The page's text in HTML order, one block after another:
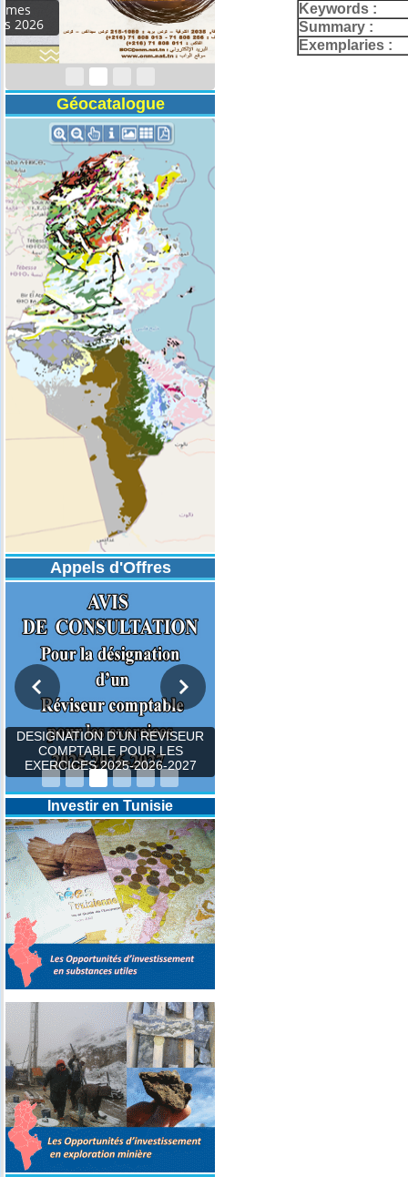
Rapport d'activités
2024
Géocatalogue
Appels d'Offres
DESIGNATION D’UN REVISEUR
COMPTABLE POUR LES
EXERCICES 2025-2026-2027
Investir en Tunisie
Keywords :
Summary :
Exemplaries :